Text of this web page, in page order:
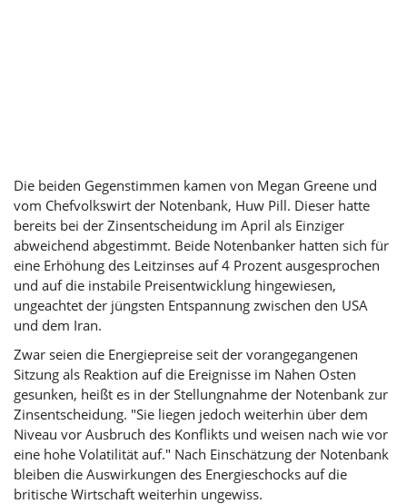
Die beiden Gegenstimmen kamen von Megan Greene und
vom Chefvolkswirt der Notenbank, Huw Pill. Dieser hatte
bereits bei der Zinsentscheidung im April als Einziger
abweichend abgestimmt. Beide Notenbanker hatten sich für
eine Erhöhung des Leitzinses auf 4 Prozent ausgesprochen
und auf die instabile Preisentwicklung hingewiesen,
ungeachtet der jüngsten Entspannung zwischen den USA
und dem Iran.
Zwar seien die Energiepreise seit der vorangegangenen
Sitzung als Reaktion auf die Ereignisse im Nahen Osten
gesunken, heißt es in der Stellungnahme der Notenbank zur
Zinsentscheidung. "Sie liegen jedoch weiterhin über dem
Niveau vor Ausbruch des Konflikts und weisen nach wie vor
eine hohe Volatilität auf." Nach Einschätzung der Notenbank
bleiben die Auswirkungen des Energieschocks auf die
britische Wirtschaft weiterhin ungewiss.